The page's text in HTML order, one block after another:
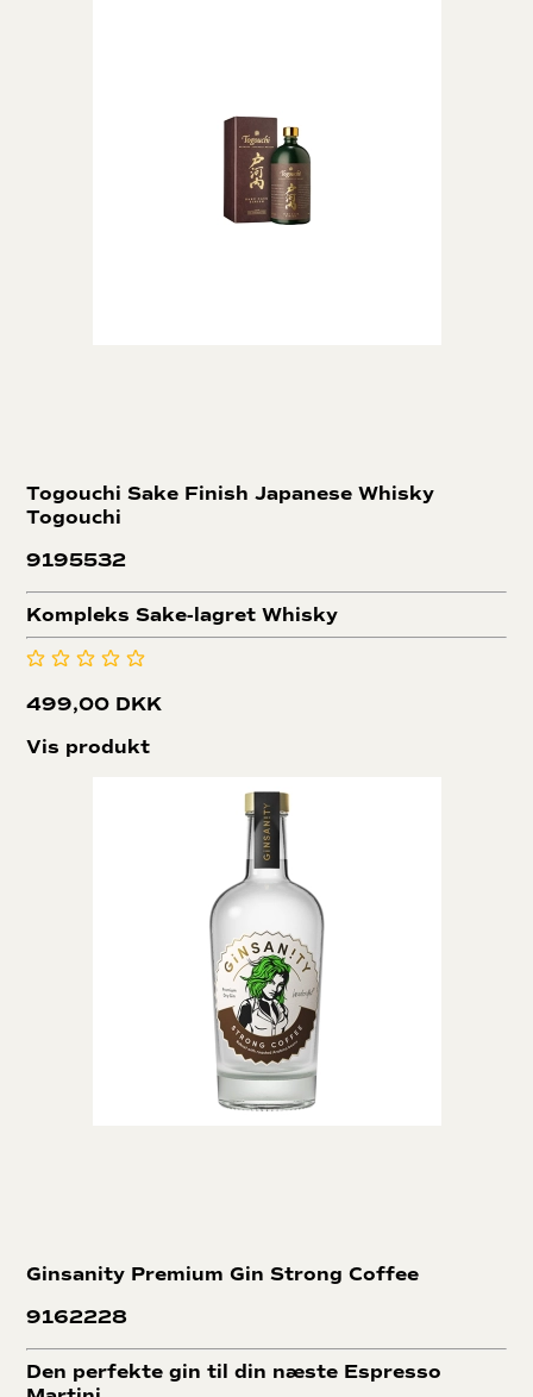
Togouchi Sake Finish Japanese Whisky
Togouchi
9195532
Kompleks Sake-lagret Whisky
499,00 DKK
Vis produkt
Ginsanity Premium Gin Strong Coffee
9162228
Den perfekte gin til din næste Espresso